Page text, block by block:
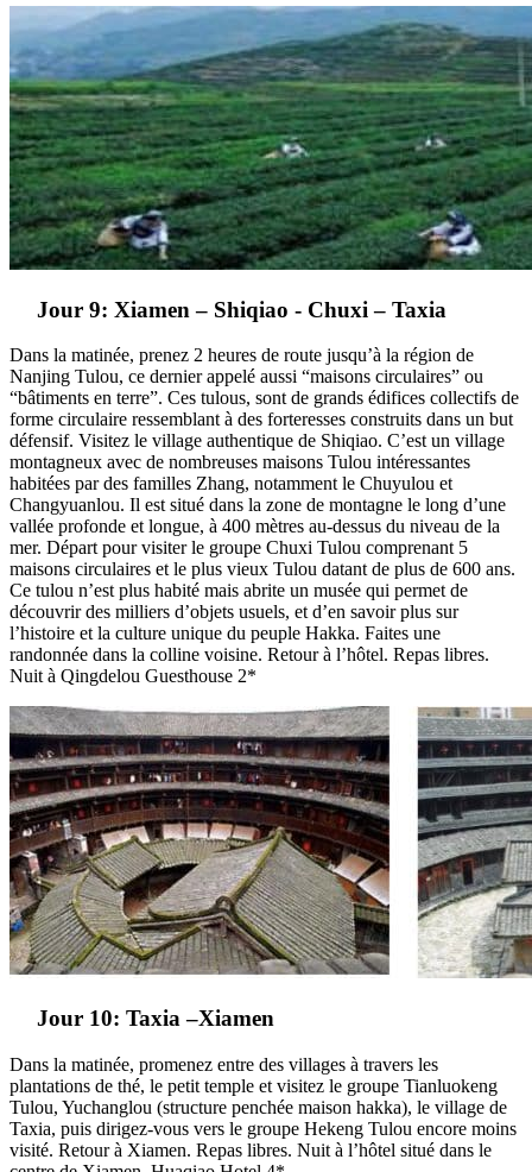
Jour 9: Xiamen – Shiqiao - Chuxi – Taxia
Dans la matinée, prenez 2 heures de route jusqu’à la région de
Nanjing Tulou, ce dernier appelé aussi “maisons circulaires” ou
“bâtiments en terre”. Ces tulous, sont de grands édifices collectifs de
forme circulaire ressemblant à des forteresses construits dans un but
défensif. Visitez le village authentique de Shiqiao. C’est un village
montagneux avec de nombreuses maisons Tulou intéressantes
habitées par des familles Zhang, notamment le Chuyulou et
Changyuanlou. Il est situé dans la zone de montagne le long d’une
vallée profonde et longue, à 400 mètres au-dessus du niveau de la
mer. Départ pour visiter le groupe Chuxi Tulou comprenant 5
maisons circulaires et le plus vieux Tulou datant de plus de 600 ans.
Ce tulou n’est plus habité mais abrite un musée qui permet de
découvrir des milliers d’objets usuels, et d’en savoir plus sur
l’histoire et la culture unique du peuple Hakka. Faites une
randonnée dans la colline voisine. Retour à l’hôtel. Repas libres.
Nuit à Qingdelou Guesthouse 2*
Jour 10: Taxia –Xiamen
Dans la matinée, promenez entre des villages à travers les
plantations de thé, le petit temple et visitez le groupe Tianluokeng
Tulou, Yuchanglou (structure penchée maison hakka), le village de
Taxia, puis dirigez-vous vers le groupe Hekeng Tulou encore moins
visité. Retour à Xiamen. Repas libres. Nuit à l’hôtel situé dans le